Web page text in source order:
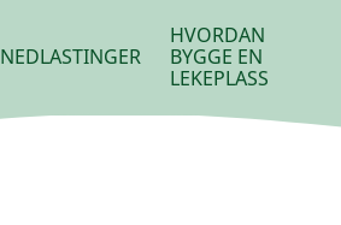
NEDLASTINGER
HVORDAN
BYGGE EN
LEKEPLASS